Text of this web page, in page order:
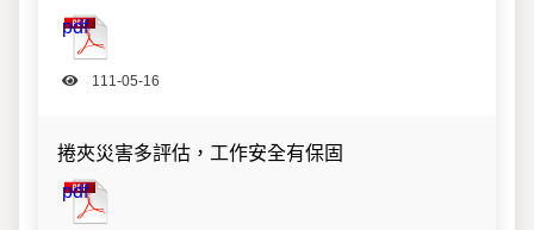
pdf
111-05-16
捲夾災害多評估，工作安全有保固
pdf